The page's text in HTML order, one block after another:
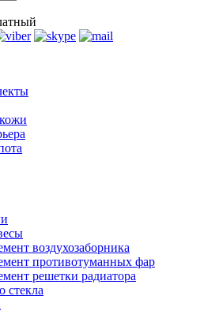
воздухозаборника
противотуманных фар
решетки радиатора
стекла